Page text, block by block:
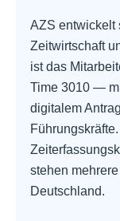
AZS entwickelt
Zeitwirtschaft
ist das
Time 3010 —
digitalem
stehen
Deutschland.